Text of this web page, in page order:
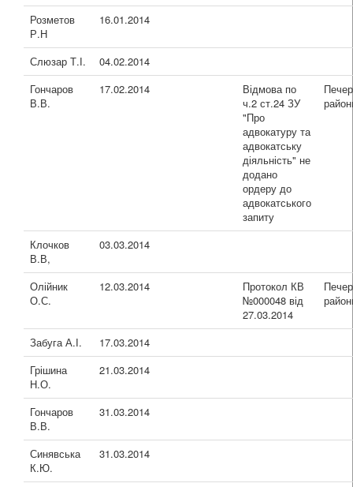
Розметов
Р.Н
16.01.2014
Слюзар Т.І.
04.02.2014
Гончаров
В.В.
17.02.2014
Відмова по
ч.2 ст.24 ЗУ
"Про
адвокатуру та
адвокатську
діяльність" не
додано
ордеру до
адвокатського
запиту
Клочков
В.В,
03.03.2014
Олійник
О.С.
12.03.2014
Протокол КВ
№000048 від
27.03.2014
Забуга А.І.
17.03.2014
Грішина
Н.О.
21.03.2014
Гончаров
В.В.
31.03.2014
Синявська
К.Ю.
31.03.2014